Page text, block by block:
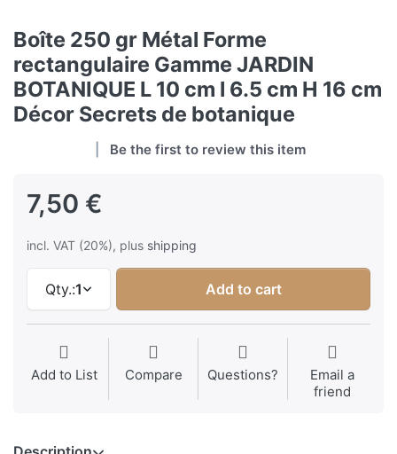
Boîte 250 gr Métal Forme
rectangulaire Gamme JARDIN
BOTANIQUE L 10 cm l 6.5 cm H 16 cm
Décor Secrets de botanique
Be the first to review this item
7,50 €
incl. VAT (20%), plus shipping
Qty.:1 Add to cart
Add to List Compare Questions?
Email a
friend